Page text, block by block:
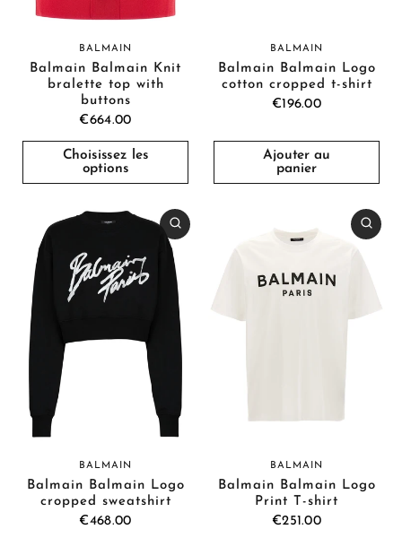
BALMAIN
Balmain Balmain Knit
bralette top with
buttons
€664.00
Choisissez les
options
BALMAIN
Balmain Balmain Logo
cotton cropped t-shirt
€196.00
Ajouter au
panier
BALMAIN
Balmain Balmain Logo
cropped sweatshirt
€468.00
BALMAIN
Balmain Balmain Logo
Print T-shirt
€251.00